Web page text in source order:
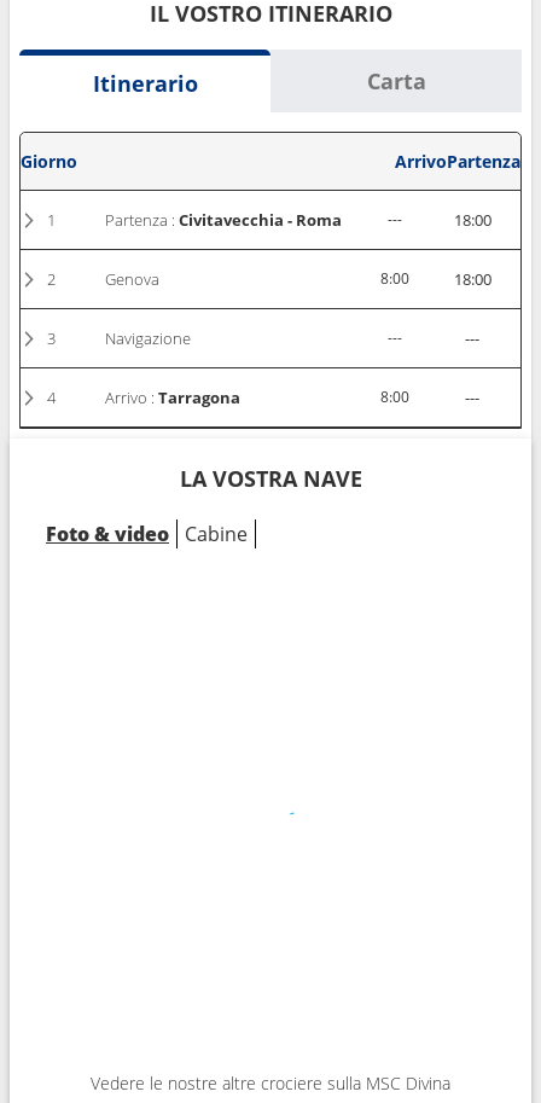
IL VOSTRO ITINERARIO
Itinerario Carta
Giorno ArrivoPartenza
1 Partenza :Civitavecchia - Roma --- 18:00
2 Genova 8:00 18:00
3 Navigazione --- ---
4 Arrivo :Tarragona 8:00 ---
LA VOSTRA NAVE
Foto & video Cabine
Vedere le nostre altre crociere sulla MSC Divina